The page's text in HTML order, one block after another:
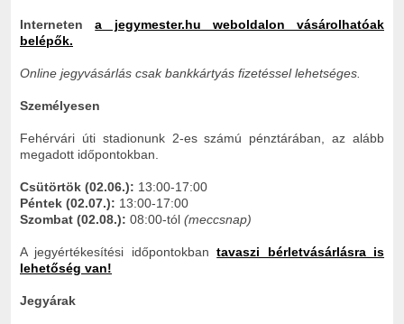
Interneten
a jegymester.hu weboldalon vásárolhatóak
belépők.
Online jegyvásárlás csak bankkártyás fizetéssel lehetséges.
Személyesen
Fehérvári úti stadionunk 2-es számú pénztárában, az alább
megadott időpontokban.
Csütörtök (02.06.): 13:00-17:00
Péntek (02.07.): 13:00-17:00
Szombat (02.08.): 08:00-tól (meccsnap)
A jegyértékesítési időpontokban tavaszi bérletvásárlásra is
lehetőség van!
Jegyárak